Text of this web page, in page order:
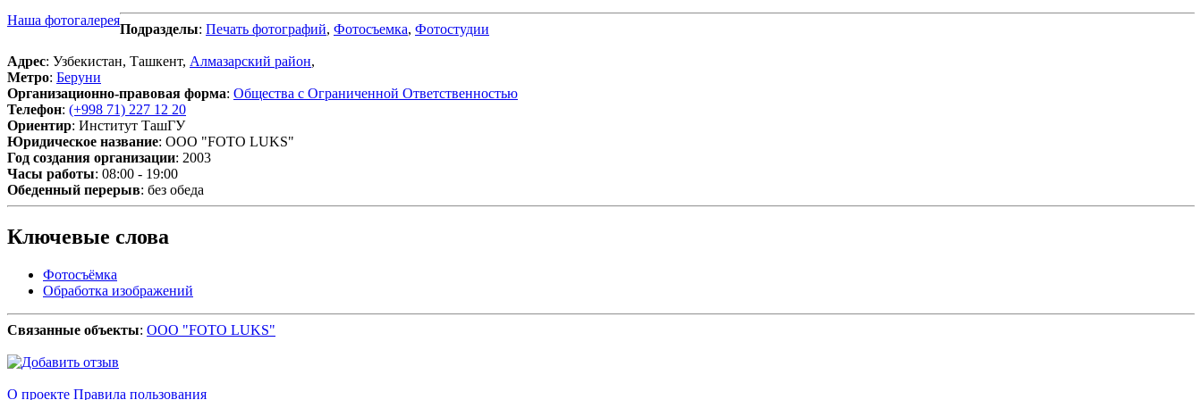
Наша фотогалерея
Подразделы: Печать фотографий, Фотосъемка, Фотостудии
Адрес: Узбекистан, Ташкент, Алмазарский район,
Метро: Беруни
Организационно-правовая форма: Общества с Ограниченной Ответственностью
Телефон: (+998 71) 227 12 20
Ориентир: Институт ТашГУ
Юридическое название: OOO "FOTO LUKS"
Год создания организации: 2003
Часы работы: 08:00 - 19:00
Обеденный перерыв: без обеда
Ключевые слова
Фотосъёмка
Обработка изображений
Связанные объекты: OOO "FOTO LUKS"
О проекте Правила пользования